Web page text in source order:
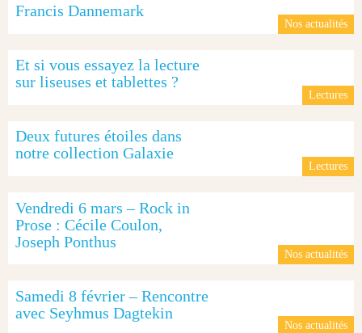
Nos actualités
Francis Dannemark
Lectures
Et si vous essayez la lecture
sur liseuses et tablettes ?
Lectures
Deux futures étoiles dans
notre collection Galaxie
Nos actualités
Vendredi 6 mars – Rock in
Prose : Cécile Coulon,
Joseph Ponthus
Nos actualités
Samedi 8 février – Rencontre
avec Seyhmus Dagtekin